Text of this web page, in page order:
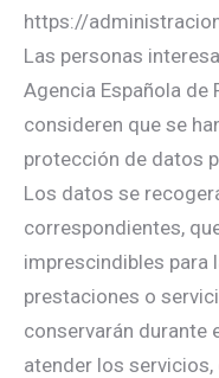
https://
Las personas
Agencia Española de
consideren que se
protección de datos
Los datos se
correspondientes,
imprescindibles para
prestaciones o
conservarán durante
atender los servicios,